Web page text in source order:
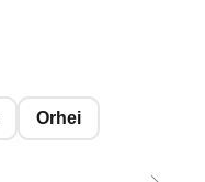
Orhei